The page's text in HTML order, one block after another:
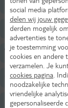
Sport &
Entertainment
Voor de kinderen
Overige
Expert aan het
social media
delen wij jouw
derden mogelijk
advertenties te
je toestemming
cookies en andere
verzamelen. Je
cookies pagina .
noodzakelijke
vriendelijke
gepersonaliseerde